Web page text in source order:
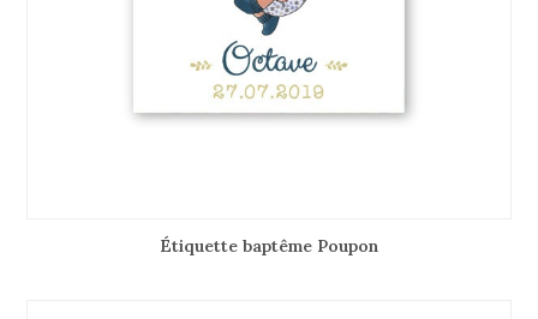
Étiquette baptême Poupon